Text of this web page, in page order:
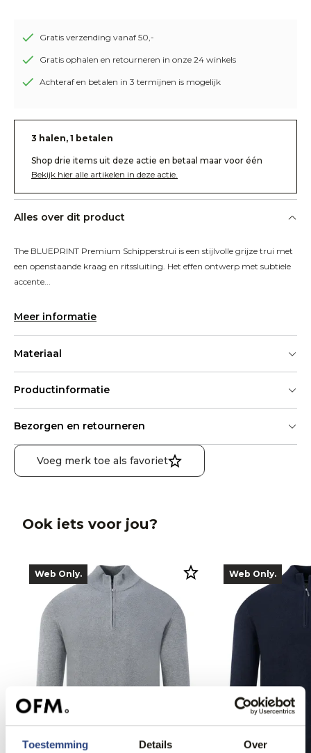
Toestemming Details Over
Gratis verzending vanaf 50,-
Gratis ophalen en retourneren in onze 24 winkels
Achteraf en betalen in 3 termijnen is mogelijk
3 halen, 1 betalen
Shop drie items uit deze actie en betaal maar voor één
Bekijk hier alle artikelen in deze actie.
Alles over dit product
The BLUEPRINT Premium Schipperstrui is een stijlvolle grijze trui met
een openstaande kraag en ritssluiting. Het effen ontwerp met subtiele
accente...
Meer informatie
Materiaal
Productinformatie
Bezorgen en retourneren
Voeg merk toe als favoriet
Ook iets voor jou?
Web Only. Web Only.